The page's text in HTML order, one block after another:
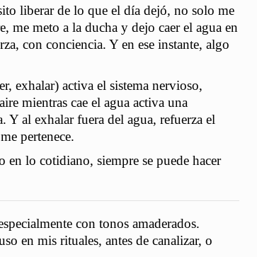
liberar de lo que el día dejó, no solo me
me meto a la ducha y dejo caer el agua en
con conciencia. Y en ese instante, algo
exhalar) activa el sistema nervioso,
mientras cae el agua activa una
Y al exhalar fuera del agua, refuerza el
pertenece.
en lo cotidiano, siempre se puede hacer
con tonos amaderados.
en mis rituales, antes de canalizar, o